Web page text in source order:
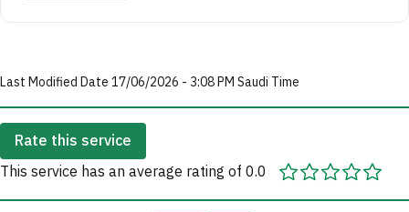
Last Modified Date 17/06/2026 - 3:08 PM Saudi Time
Rate this service
This service has an average rating of 0.0